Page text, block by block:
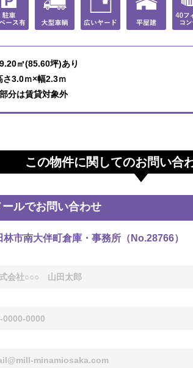
㎡(85.60坪)あり
さ3.0ｍ×幅2.3ｍ
分は賃貸対象外
この物件に関してのお問い合
ールでお問い合わせ
林市南大伴町倉庫・事務所（No.28766）